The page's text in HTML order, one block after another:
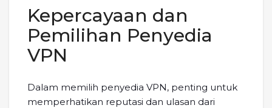
Kepercayaan dan
Pemilihan Penyedia
VPN
Dalam memilih penyedia VPN, penting untuk
memperhatikan reputasi dan ulasan dari